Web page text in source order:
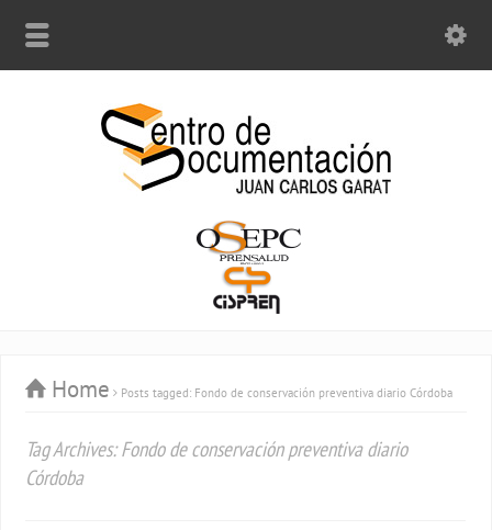
Home Posts tagged: Fondo de conservación preventiva diario Córdoba
Tag Archives: Fondo de conservación preventiva diario
Córdoba